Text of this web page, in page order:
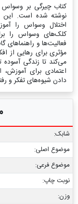
کتاب چیرگی بر وسواس
نوشته شده است. این
اختلال وسواس را
کلک‌های وسواس را
فعالیت‌ها و
مؤثری برای رهایی از
می‌کند تا زندگی آسوده
اعتمادی برای آموزش،
دادن شیوه‌های تفکر و
شابک:
موضوع اصلی:
موضوع فرعی:
نوبت چاپ:
وزن: